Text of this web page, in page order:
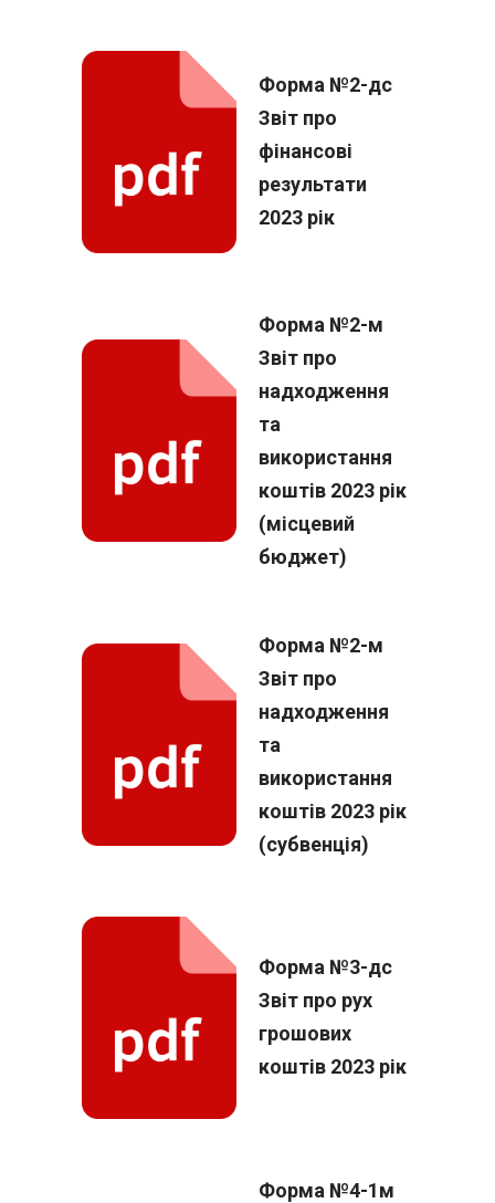
Форма №2-дс
Звіт про
фінансові
результати
2023 рік
Форма №2-м
Звіт про
надходження
та
використання
коштів 2023 рік
(місцевий
бюджет)
Форма №2-м
Звіт про
надходження
та
використання
коштів 2023 рік
(субвенція)
Форма №3-дс
Звіт про рух
грошових
коштів 2023 рік
Форма №4-1м